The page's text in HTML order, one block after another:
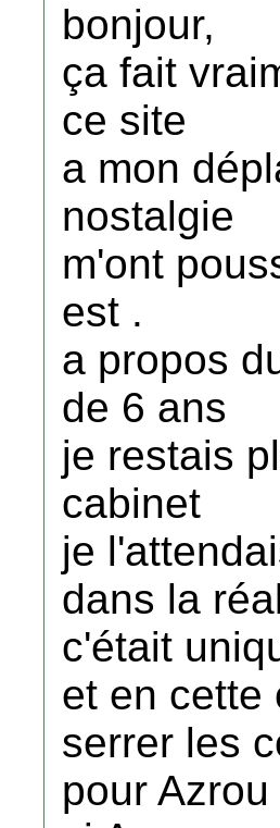
bonjour,
ça fait
ce site
a mon
nostalgie
m'ont
est .
a propos
de 6 ans
je restais
cabinet
je
dans la
c'était
et en cette
serrer les
pour Azrou